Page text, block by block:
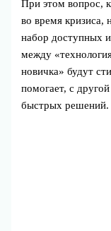
При этом вопрос,
во время кризиса,
набор доступных
между
новичка» будут
помогает, с
быстрых решений.